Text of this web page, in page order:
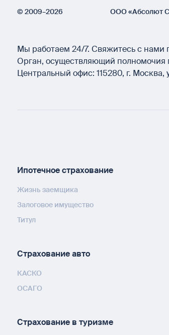
© 2009–2026 ООО «Абсолют
Мы работаем 24/7. Свяжитесь с нами
Орган, осуществляющий полномочия
Центральный офис: 115280, г. Москва,
Ипотечное страхование
Жизнь заемщика
Залоговое имущество
Титул
Страхование авто
КАСКО
ОСАГО
Страхование в туризме